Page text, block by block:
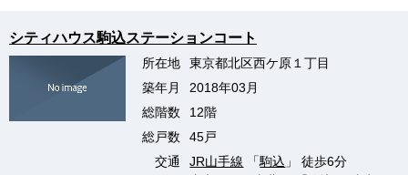
シティハウス駒込ステーションコート
所在地
東京都北区西ケ原１丁目
築年月
2018年03月
総階数
12階
総戸数
45戸
交通
JR山手線 「駒込 」 徒歩6分